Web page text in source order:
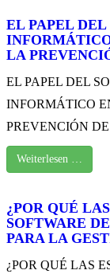
EL PAPEL
LA
EL PAPEL DEL
INFORMÁTICO
PREVENCIÓN
Weiterlesen …
¿POR QUÉ
SOFTWARE
PARA LA
¿POR QUÉ LAS